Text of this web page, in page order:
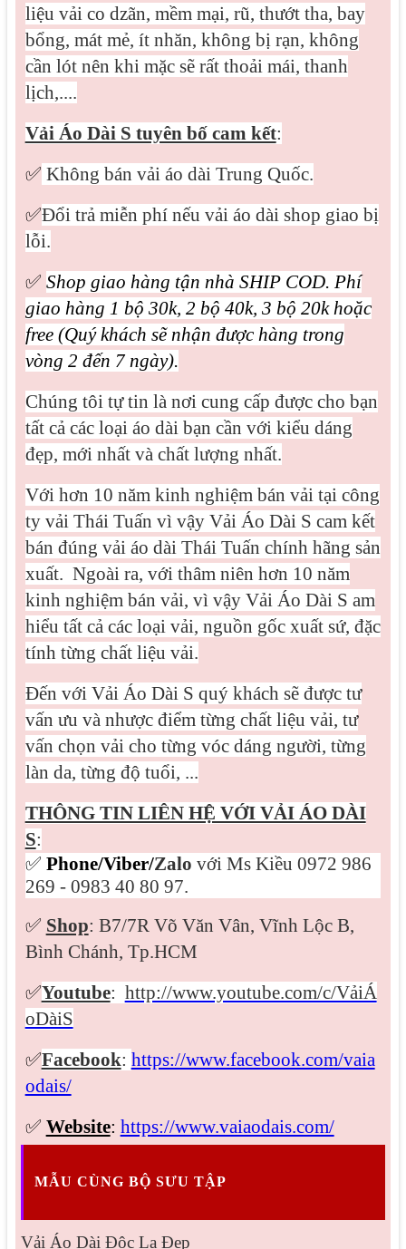
liệu vải co dzãn, mềm mại, rũ, thướt tha, bay
bổng, mát mẻ, ít nhăn, không bị rạn, không
cần lót nên khi mặc sẽ rất thoải mái, thanh
lịch,....
Vải Áo Dài S tuyên bố cam kết:
✅ Không bán vải áo dài Trung Quốc.
✅Đổi trả miễn phí nếu vải áo dài shop giao bị
lỗi.
✅ Shop giao hàng tận nhà SHIP COD. Phí
giao hàng 1 bộ 30k, 2 bộ 40k, 3 bộ 20k hoặc
free (Quý khách sẽ nhận được hàng trong
vòng 2 đến 7 ngày).
Chúng tôi tự tin là nơi cung cấp được cho bạn
tất cả các loại áo dài bạn cần với kiểu dáng
đẹp, mới nhất và chất lượng nhất.
Với hơn 10 năm kinh nghiệm bán vải tại công
ty vải Thái Tuấn vì vậy Vải Áo Dài S cam kết
bán đúng vải áo dài Thái Tuấn chính hãng sản
xuất. Ngoài ra, với thâm niên hơn 10 năm
kinh nghiệm bán vải, vì vậy Vải Áo Dài S am
hiểu tất cả các loại vải, nguồn gốc xuất sứ, đặc
tính từng chất liệu vải.
Đến với Vải Áo Dài S quý khách sẽ được tư
vấn ưu và nhược điểm từng chất liệu vải, tư
vấn chọn vải cho từng vóc dáng người, từng
làn da, từng độ tuổi, ...
THÔNG TIN LIÊN HỆ VỚI VẢI ÁO DÀI
S:
✅ Phone/Viber/Zalo với Ms Kiều 0972 986
269 - 0983 40 80 97.
✅ Shop: B7/7R Võ Văn Vân, Vĩnh Lộc B,
Bình Chánh, Tp.HCM
✅Youtube: http://www.youtube.com/c/VảiÁ
oDàiS
✅Facebook: https://www.facebook.com/vaia
odais/
✅ Website: https://www.vaiaodais.com/
MẪU CÙNG BỘ SƯU TẬP
Vải Áo Dài Độc Lạ Đẹp